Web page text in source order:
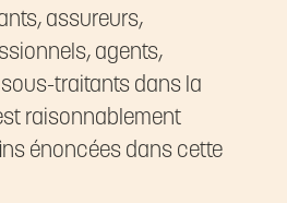
assureurs,
agents,
traitants dans la
raisonnablement
énoncées dans cette